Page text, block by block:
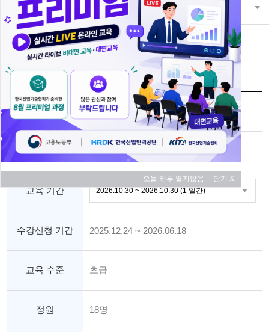
교육과정 교육 과정 안내
교육신청
과정명 회로기판 고장진단 및 수리
교육 대상 중소기업
교육 기간
수강신청 기간 2025.12.24 ~ 2026.06.18
교육 수준 초급
정원 18명
오늘 하루 열지않음 닫기 X